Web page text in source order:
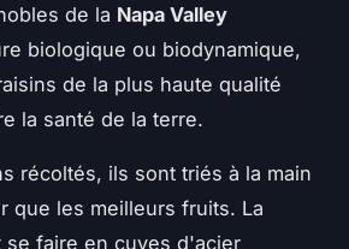
de la Napa Valley
biologique ou biodynamique,
de la plus haute qualité
la santé de la terre.
récoltés, ils sont triés à la main
que les meilleurs fruits. La
se faire en cuves d'acier